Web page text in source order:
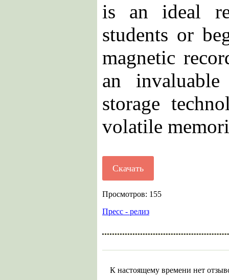
is an ideal
students or
magnetic
an
storage
volatile
Скачать
Просмотров: 155
Пресс - релиз
К настоящему времени нет